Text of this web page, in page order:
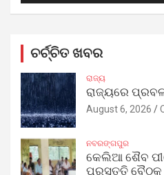
ଚର୍ଚ୍ଚିତ ଖବର
ରାଜ୍ୟ
ରାଜ୍ୟରେ ପ୍ରବଳ
August 6, 2026
ନବରଙ୍ଗପୁର
କେଲିଆ ଶୈବ
ପ୍ରସ୍ତୁତି